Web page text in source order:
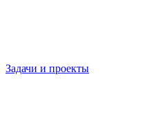
Задачи и проекты